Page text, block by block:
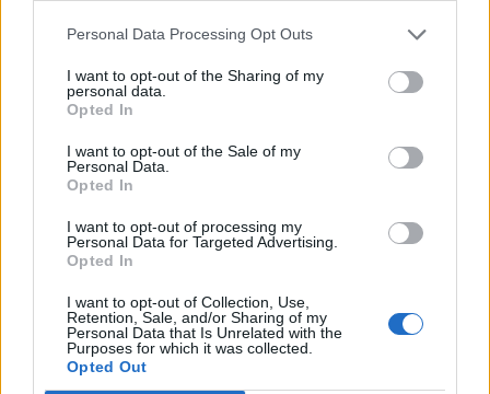
Personal Data Processing Opt Outs
I want to opt-out of the Sharing of my
personal data.
Opted In
I want to opt-out of the Sale of my
Personal Data.
Opted In
I want to opt-out of processing my
Personal Data for Targeted Advertising.
Opted In
I want to opt-out of Collection, Use,
Retention, Sale, and/or Sharing of my
Personal Data that Is Unrelated with the
Purposes for which it was collected.
Opted Out
estére Stagnál a forint a péntek esti órákban, jelenleg a
bankközi piacon az euró-forint árfolyam 398-as szinten állt,
míg a dollárral szemben 345-ös szinten jegyzik a hazai
fizetőeszközt. ...
KEDVES OLVASÓNK!
A keresett cikk a portfolio.hu hírarchívumához
tartozik, melynek olvasása előfizetéses
Az előfizetés a következőket tartalmazza:
Portfolio.hu teljes cikkarchívum
Kötéslisták: BÉT elmúlt 2 év napon belüli